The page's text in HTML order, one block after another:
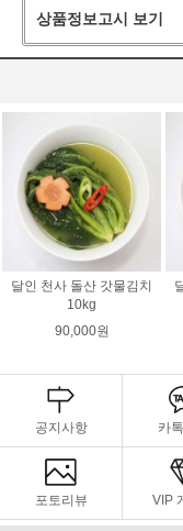
상품정보고시 보기
달인 천사 돌산 갓물김치
10kg
90,000원
공지사항 카
포토리뷰 VIP